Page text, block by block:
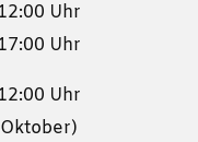
Uhr
Uhr
Uhr